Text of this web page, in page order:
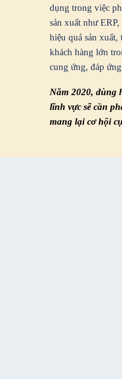
dụng trong việc
sản xuất như
hiệu quả sản
khách hàng lớn
cung ứng, đáp
Năm 2020, dùng
lĩnh vực sẽ cần
mang lại cơ hội